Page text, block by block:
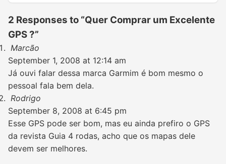
2 Responses to “Quer Comprar um Excelente
GPS ?”
Marcão
September 1, 2008 at 12:14 am
Já ouvi falar dessa marca Garmim é bom mesmo o
pessoal fala bem dela.
Rodrigo
September 8, 2008 at 6:45 pm
Esse GPS pode ser bom, mas eu ainda prefiro o GPS
da revista Guia 4 rodas, acho que os mapas dele
devem ser melhores.